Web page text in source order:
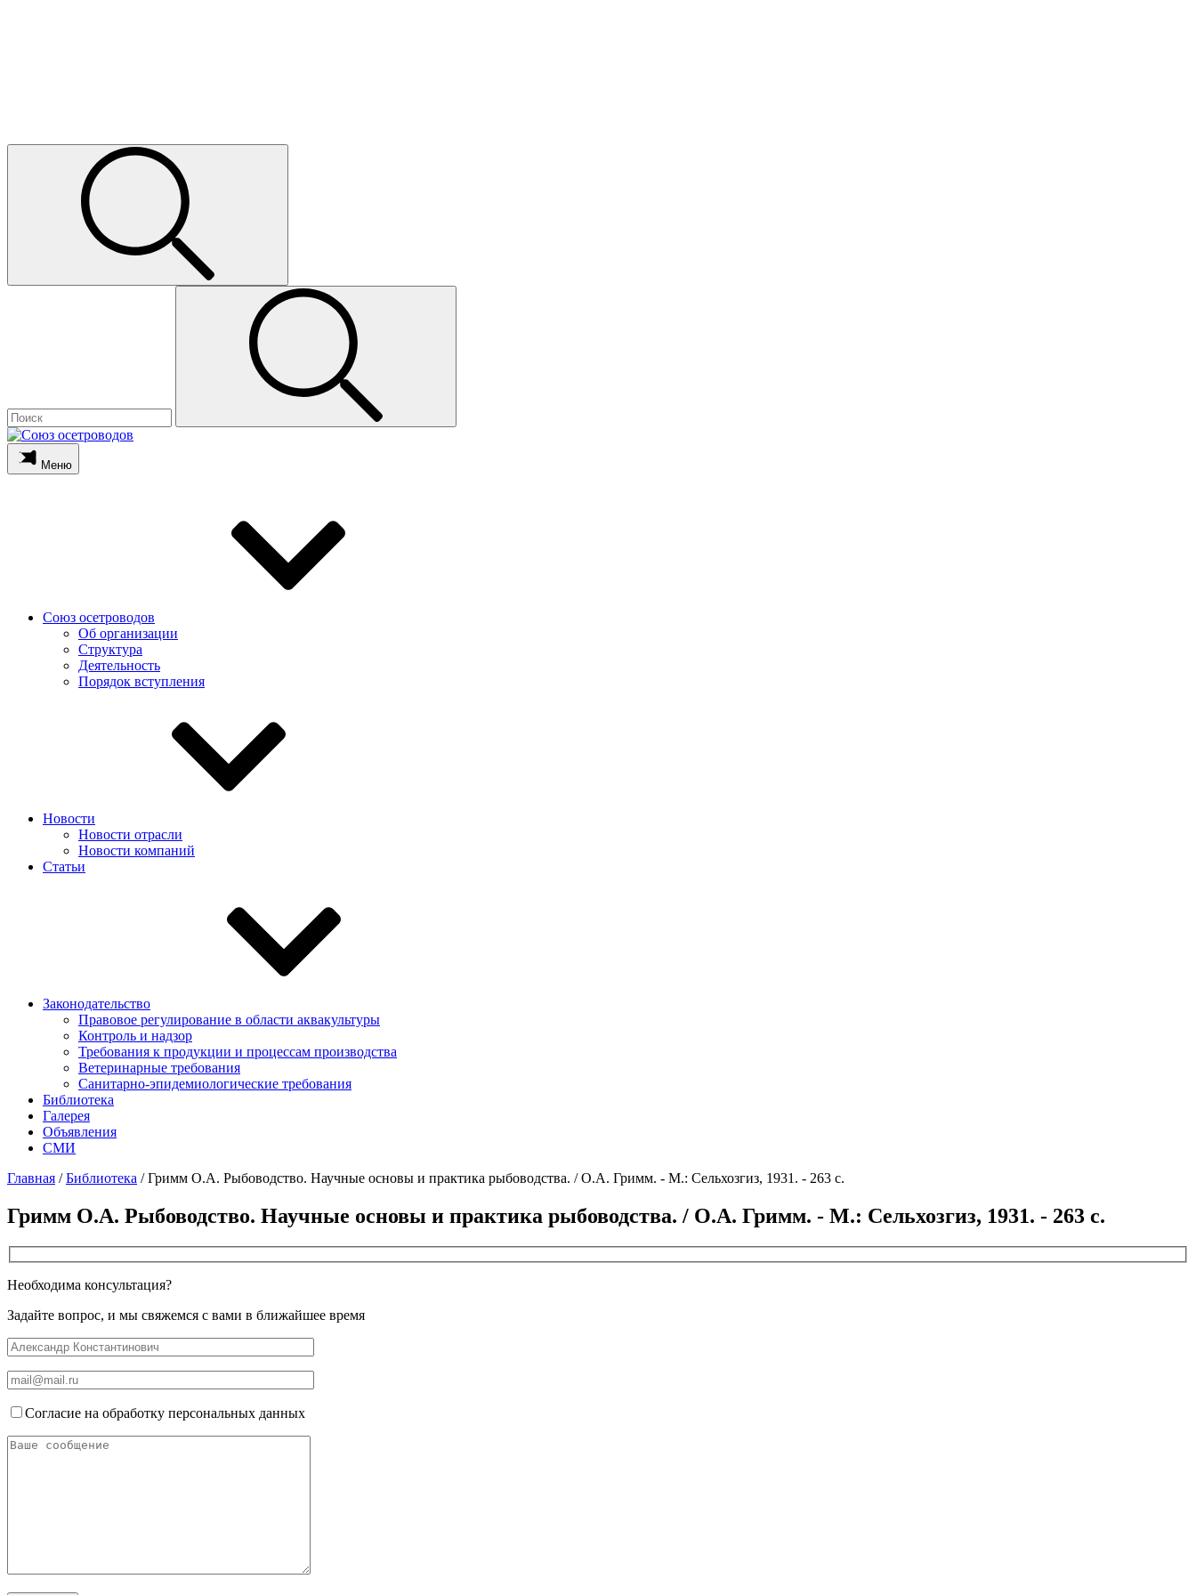
Меню
Союз осетроводов
Об организации
Структура
Деятельность
Порядок вступления
Новости
Новости отрасли
Новости компаний
Статьи
Законодательство
Правовое регулирование в области аквакультуры
Контроль и надзор
Требования к продукции и процессам производства
Ветеринарные требования
Санитарно-эпидемиологические требования
Библиотека
Галерея
Объявления
СМИ
Главная /Библиотека /Гримм О.А. Рыбоводство. Научные основы и практика рыбоводства. / О.А. Гримм. - М.: Сельхозгиз, 1931. - 263 с.
Гримм О.А. Рыбоводство. Научные основы и практика рыбоводства. / О.А. Гримм. - М.: Сельхозгиз, 1931. - 263 с.
Необходима консультация?
Задайте вопрос, и мы свяжемся с вами в ближайшее время
Согласие на обработку персональных данных